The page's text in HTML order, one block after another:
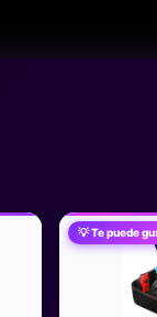
💡 Te puede